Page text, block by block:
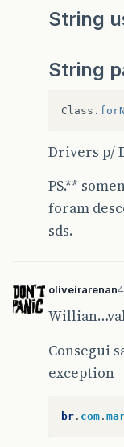
String
String
Class .
Drivers p/
PS.**
foram
sds.
oliveirarenan
Consegui
exception
br . com .